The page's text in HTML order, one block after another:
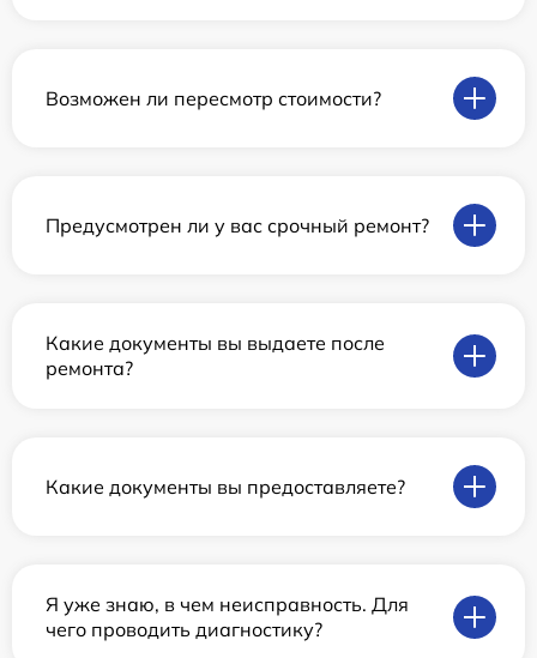
Возможен ли пересмотр стоимости?
Предусмотрен ли у вас срочный ремонт?
Какие документы вы выдаете после
ремонта?
Какие документы вы предоставляете?
Я уже знаю, в чем неисправность. Для
чего проводить диагностику?